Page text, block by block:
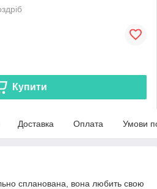
Купити
Доставка Оплата Умови
спланована, вона любить свою